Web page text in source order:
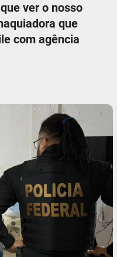
ver o nosso
que
com agência